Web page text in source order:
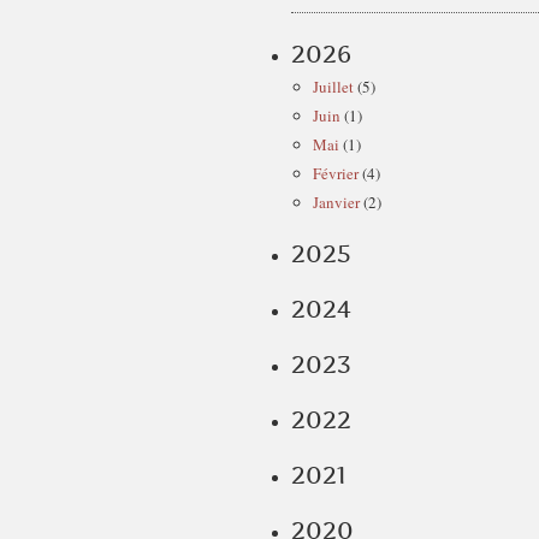
2026
Juillet(5)
Juin (1)
Mai (1)
Février(4)
Janvier(2)
2025
2024
2023
2022
2021
2020